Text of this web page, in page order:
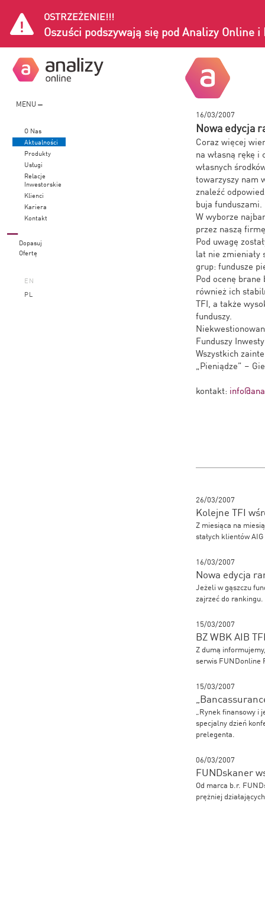
OSTRZEŻENIE!!!
Oszuści podszywają się pod Analizy Online i
MENU
O Nas
Aktualności
Produkty
Usługi
Relacje
Inwestorskie
Klienci
Kariera
Kontakt
Dopasuj
Ofertę
EN
PL
16/03/2007
Nowa edycja
Coraz więcej
na własną rękę
własnych
towarzyszy nam
znaleźć
buja funduszami.
W wyborze
przez naszą
Pod uwagę
lat nie zmieniały
grup: fundusze
Pod ocenę
również ich
TFI, a także
funduszy.
Funduszy
Wszystkich
„Pieniądze” –
kontakt:
26/03/2007
Kolejne TFI
Z miesiąca na
stałych klientów
16/03/2007
Nowa edycja
Jeżeli w gąszczu
zajrzeć do rankingu.
15/03/2007
BZ WBK AIB
Z dumą
serwis FUNDonline
15/03/2007
„Rynek finansowy i
specjalny dzień
prelegenta.
06/03/2007
FUNDskaner
Od marca b.r.
prężniej